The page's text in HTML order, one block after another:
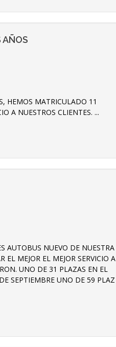
AÑOS
HEMOS MATRICULADO 11
A NUESTROS CLIENTES. ...
AUTOBUS NUEVO DE NUESTRA
EL MEJOR EL MEJOR SERVICIO A
UNO DE 31 PLAZAS EN EL
SEPTIEMBRE UNO DE 59 PLAZ